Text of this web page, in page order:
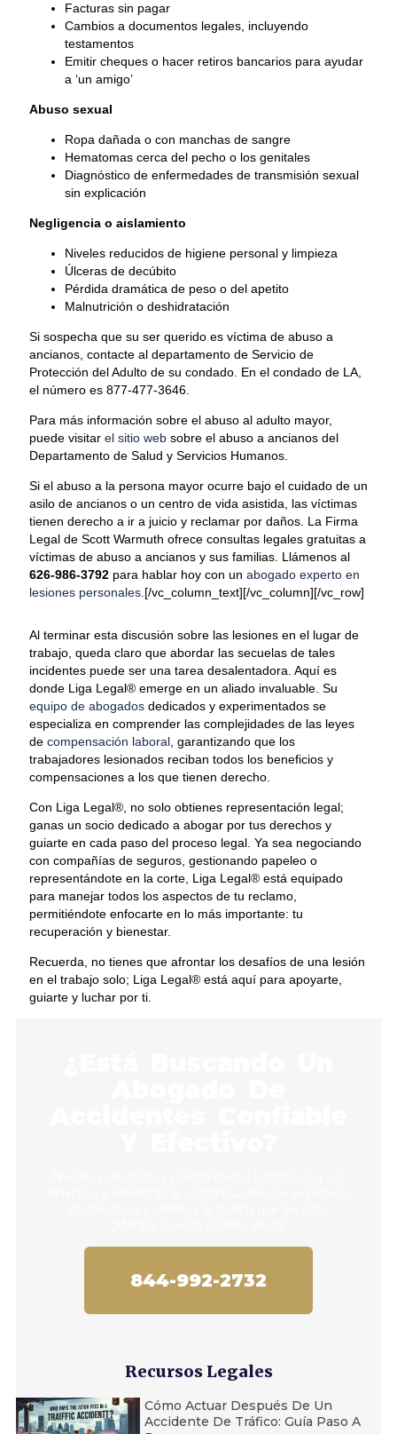
Facturas sin pagar
Cambios a documentos legales, incluyendo
testamentos
Emitir cheques o hacer retiros bancarios para ayudar
a ‘un amigo’
Abuso sexual
Ropa dañada o con manchas de sangre
Hematomas cerca del pecho o los genitales
Diagnóstico de enfermedades de transmisión sexual
sin explicación
Negligencia o aislamiento
Niveles reducidos de higiene personal y limpieza
Úlceras de decúbito
Pérdida dramática de peso o del apetito
Malnutrición o deshidratación
Si sospecha que su ser querido es víctima de abuso a
ancianos, contacte al departamento de Servicio de
Protección del Adulto de su condado. En el condado de LA,
el número es 877-477-3646.
Para más información sobre el abuso al adulto mayor,
puede visitar el sitio web sobre el abuso a ancianos del
Departamento de Salud y Servicios Humanos.
Si el abuso a la persona mayor ocurre bajo el cuidado de un
asilo de ancianos o un centro de vida asistida, las víctimas
tienen derecho a ir a juicio y reclamar por daños. La Firma
Legal de Scott Warmuth ofrece consultas legales gratuitas a
víctimas de abuso a ancianos y sus familias. Llámenos al
626-986-3792 para hablar hoy con un abogado experto en
lesiones personales .[/vc_column_text][/vc_column][/vc_row]
Al terminar esta discusión sobre las lesiones en el lugar de
trabajo, queda claro que abordar las secuelas de tales
incidentes puede ser una tarea desalentadora. Aquí es
donde Liga Legal® emerge en un aliado invaluable. Su
equipo de abogados dedicados y experimentados se
especializa en comprender las complejidades de las leyes
de compensación laboral , garantizando que los
trabajadores lesionados reciban todos los beneficios y
compensaciones a los que tienen derecho.
Con Liga Legal®, no solo obtienes representación legal;
ganas un socio dedicado a abogar por tus derechos y
guiarte en cada paso del proceso legal. Ya sea negociando
con compañías de seguros, gestionando papeleo o
representándote en la corte, Liga Legal® está equipado
para manejar todos los aspectos de tu reclamo,
permitiéndote enfocarte en lo más importante: tu
recuperación y bienestar.
Recuerda, no tienes que afrontar los desafíos de una lesión
en el trabajo solo; Liga Legal® está aquí para apoyarte,
guiarte y luchar por ti.
844-992-2732
Recursos Legales
Cómo Actuar Después De Un
Accidente De Tráfico: Guía Paso A